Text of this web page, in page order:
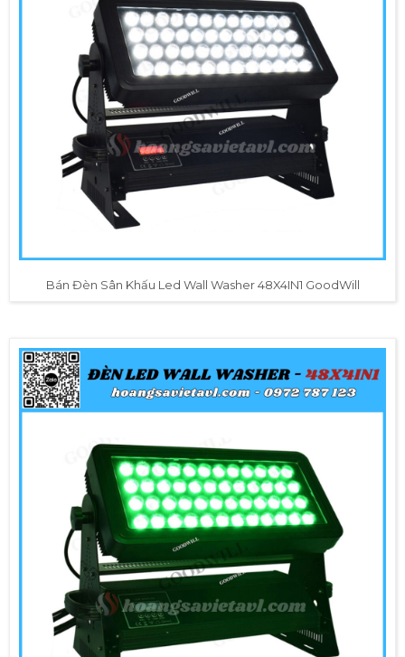
Bán Đèn Sân Khấu Led Wall Washer 48X4IN1 GoodWill